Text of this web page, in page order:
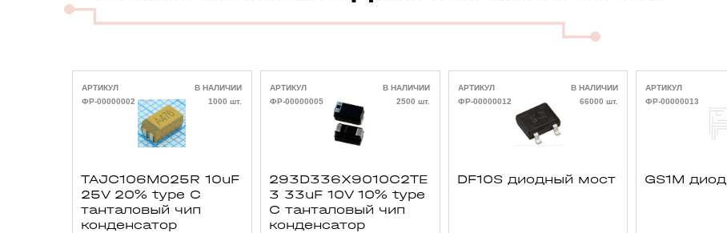
АРТИКУЛ
ФР-00000002
В НАЛИЧИИ
1000 шт.
TAJC106M025R 10uF
25V 20% type C
танталовый чип
конденсатор
АРТИКУЛ
ФР-00000005
В НАЛИЧИИ
2500 шт.
293D336X9010C2TE
3 33uF 10V 10% type
C танталовый чип
конденсатор
АРТИКУЛ
ФР-00000012
В НАЛИЧИИ
66000 шт.
DF10S диодный мост
АРТИКУЛ
ФР-00000013
GS1M диод